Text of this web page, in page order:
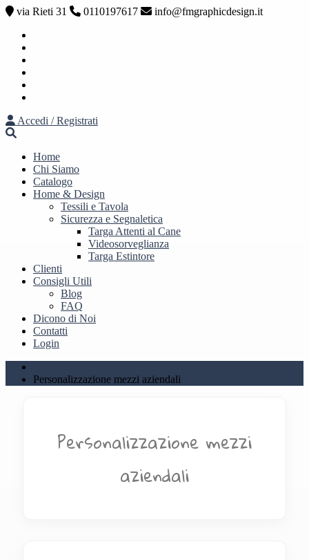
via Rieti 31 0110197617
info@fmgraphicdesign.it
Accedi / Registrati
Home
Chi Siamo
Catalogo
Home & Design
Tessili e Tavola
Sicurezza e Segnaletica
Targa Attenti al Cane
Videosorveglianza
Targa Estintore
Clienti
Consigli Utili
Blog
FAQ
Dicono di Noi
Contatti
Login
Personalizzazione mezzi aziendali
Personalizzazione mezzi
aziendali